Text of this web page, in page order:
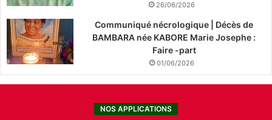
26/06/2026
Communiqué nécrologique | Décès de
BAMBARA née KABORE Marie Josephe :
Faire -part
01/06/2026
NOS APPLICATIONS